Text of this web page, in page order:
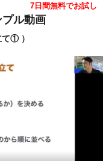
7日間無料でお試し
ル動画
て① ）